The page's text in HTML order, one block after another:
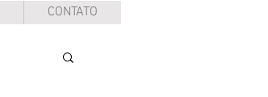
CONTATO